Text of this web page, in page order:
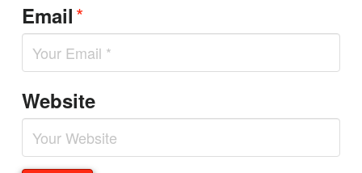
Email*
Website